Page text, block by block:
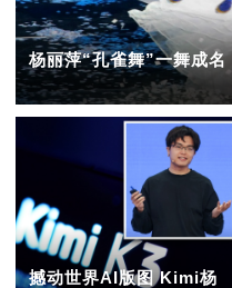
杨丽萍“孔雀舞”一舞成
撼动世界AI版图 Kimi杨